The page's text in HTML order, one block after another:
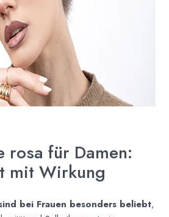
rosa für Damen:
mit Wirkung
bei Frauen besonders beliebt,